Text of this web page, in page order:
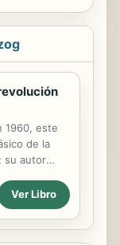
1960, este
de la
su autor
historia
el
Ver Libro